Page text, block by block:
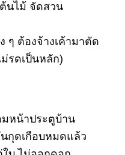
นไม้ จัดสวน
ต้องจ้างเค้ามาตัด
รดเป็นหลัก)
หน้าประตูบ้าน
กุดเกือบหมดแล้ว